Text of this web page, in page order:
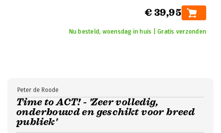
€ 39,95
Nu besteld, woensdag in huis | Gratis verzonden
Time to ACT! - 'Zeer volledig,
onderbouwd en geschikt voor breed
publiek'
Peter de Roode